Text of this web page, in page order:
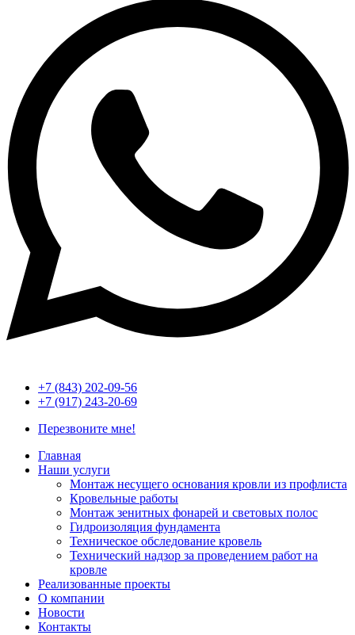
+7 (843) 202-09-56
+7 (917) 243-20-69
Перезвоните мне!
Главная
Наши услуги
Монтаж несущего основания кровли из профлиста
Кровельные работы
Монтаж зенитных фонарей и световых полос
Гидроизоляция фундамента
Техническое обследование кровель
Технический надзор за проведением работ на
кровле
Реализованные проекты
О компании
Новости
Контакты